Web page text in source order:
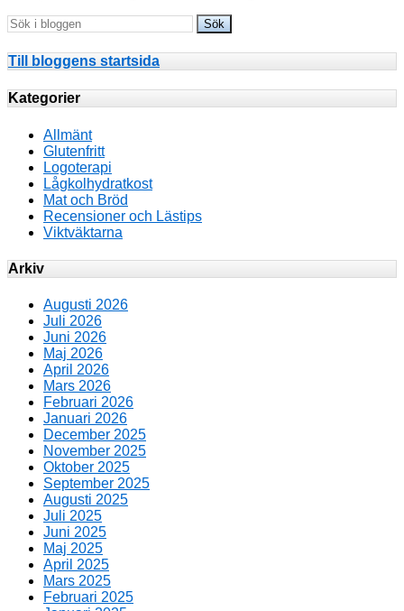
Till bloggens startsida
Kategorier
Allmänt
Glutenfritt
Logoterapi
Lågkolhydratkost
Mat och Bröd
Recensioner och Lästips
Viktväktarna
Arkiv
Augusti 2026
Juli 2026
Juni 2026
Maj 2026
April 2026
Mars 2026
Februari 2026
Januari 2026
December 2025
November 2025
Oktober 2025
September 2025
Augusti 2025
Juli 2025
Juni 2025
Maj 2025
April 2025
Mars 2025
Februari 2025